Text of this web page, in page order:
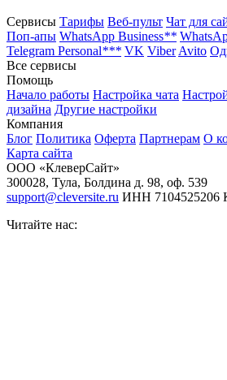
Сервисы Тарифы Веб-пульт Чат для
Поп-апы WhatsApp Business**
Telegram Personal*** VK Viber Avito
Все сервисы
Помощь
Начало работы Настройка чата
дизайна Другие настройки
Компания
Блог Политика Оферта Партнерам О
Карта сайта
ООО «КлеверСайт»
300028, Тула, Болдина д. 98, оф. 539
support@cleversite.ru ИНН 7104525206
Читайте нас: